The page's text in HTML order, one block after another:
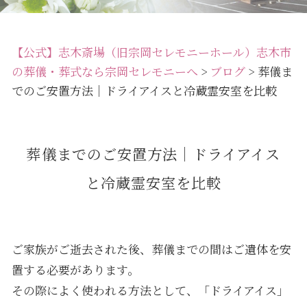
【公式】志木斎場（旧宗岡セレモニーホール）志木市
の葬儀・葬式なら宗岡セレモニーへ > ブログ > 葬儀ま
でのご安置方法｜ドライアイスと冷蔵霊安室を比較
葬儀までのご安置方法｜ドライアイス
と冷蔵霊安室を比較
ご家族がご逝去された後、葬儀までの間はご遺体を安
置する必要があります。
その際によく使われる方法として、「ドライアイス」